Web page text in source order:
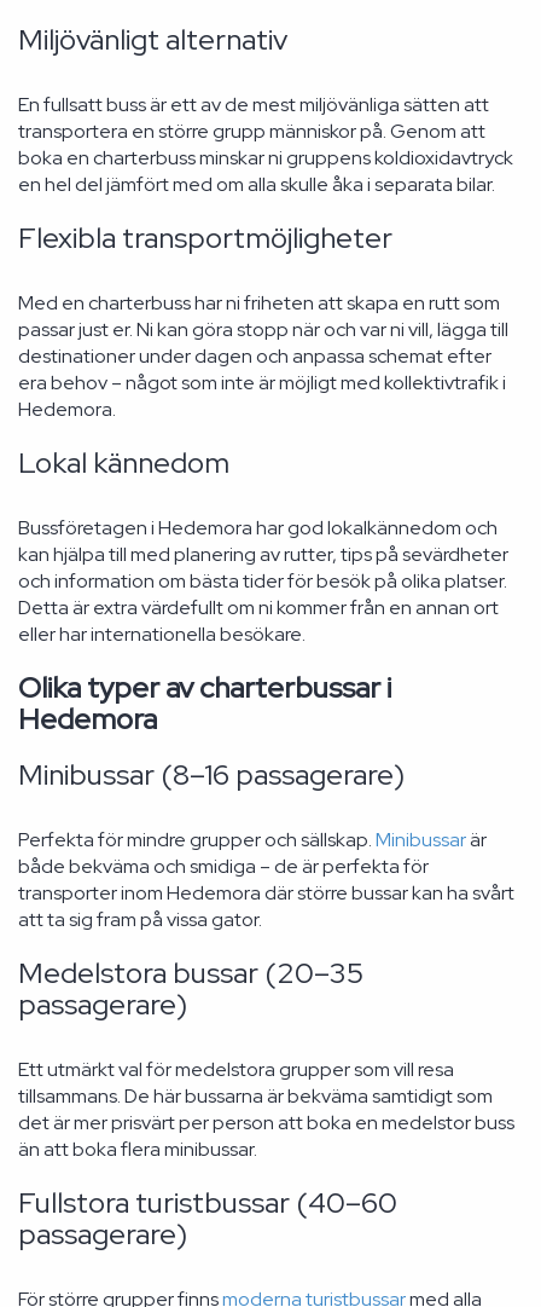
Miljövänligt alternativ
En fullsatt buss är ett av de mest miljövänliga sätten att
transportera en större grupp människor på. Genom att
boka en charterbuss minskar ni gruppens koldioxidavtryck
en hel del jämfört med om alla skulle åka i separata bilar.
Flexibla transportmöjligheter
Med en charterbuss har ni friheten att skapa en rutt som
passar just er. Ni kan göra stopp när och var ni vill, lägga till
destinationer under dagen och anpassa schemat efter
era behov – något som inte är möjligt med kollektivtrafik i
Hedemora.
Lokal kännedom
Bussföretagen i Hedemora har god lokalkännedom och
kan hjälpa till med planering av rutter, tips på sevärdheter
och information om bästa tider för besök på olika platser.
Detta är extra värdefullt om ni kommer från en annan ort
eller har internationella besökare.
Olika typer av charterbussar i
Hedemora
Minibussar (8–16 passagerare)
Perfekta för mindre grupper och sällskap.Minibussarär
både bekväma och smidiga – de är perfekta för
transporter inom Hedemora där större bussar kan ha svårt
att ta sig fram på vissa gator.
Medelstora bussar (20–35
passagerare)
Ett utmärkt val för medelstora grupper som vill resa
tillsammans. De här bussarna är bekväma samtidigt som
det är mer prisvärt per person att boka en medelstor buss
än att boka flera minibussar.
Fullstora turistbussar (40–60
passagerare)
För större grupper finnsmoderna turistbussarmed alla